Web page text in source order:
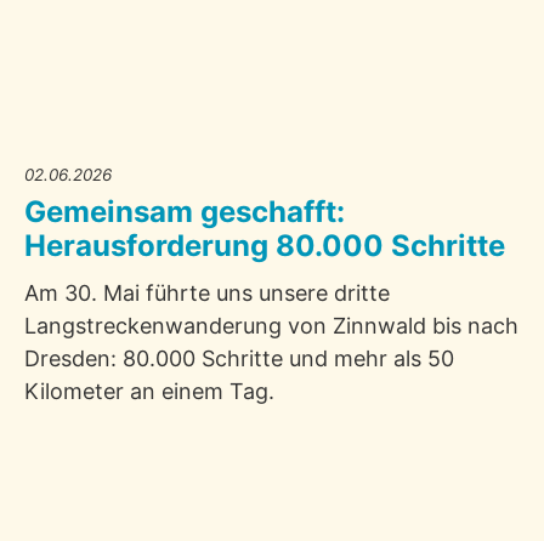
02.06.2026
Gemeinsam geschafft:
Herausforderung 80.000 Schritte
Am 30. Mai führte uns unsere dritte
Langstreckenwanderung von Zinnwald bis nach
Dresden: 80.000 Schritte und mehr als 50
Kilometer an einem Tag.